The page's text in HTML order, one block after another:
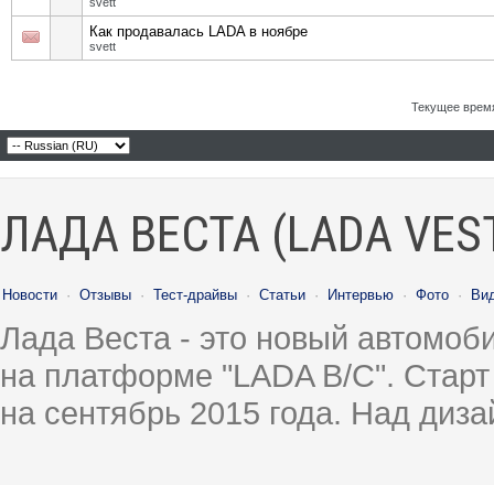
Как продавалась LADA в ноябре
svett
Текущее
ЛАДА ВЕСТА (LADA
Новости · Отзывы · Тест-драйвы · Статьи · Интервью · Фото ·
Лада Веста - это новый
на платформе "LADA B/C".
на сентябрь 2015 года. Над